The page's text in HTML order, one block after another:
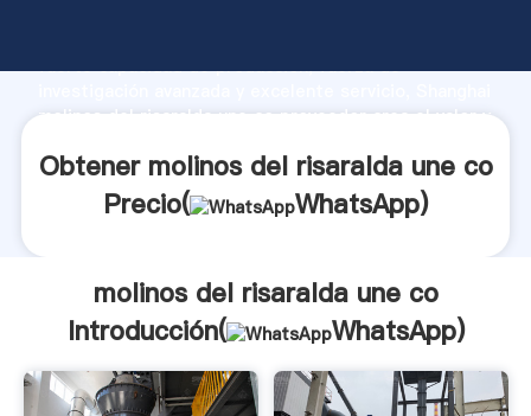
fuerte capacidad de producción, fuerza de
molinos del risaralda une co proveedor crea el valor y
Obtener molinos del risaralda une co
Precio(
WhatsApp)
molinos del risaralda une co
Introducción(
WhatsApp)